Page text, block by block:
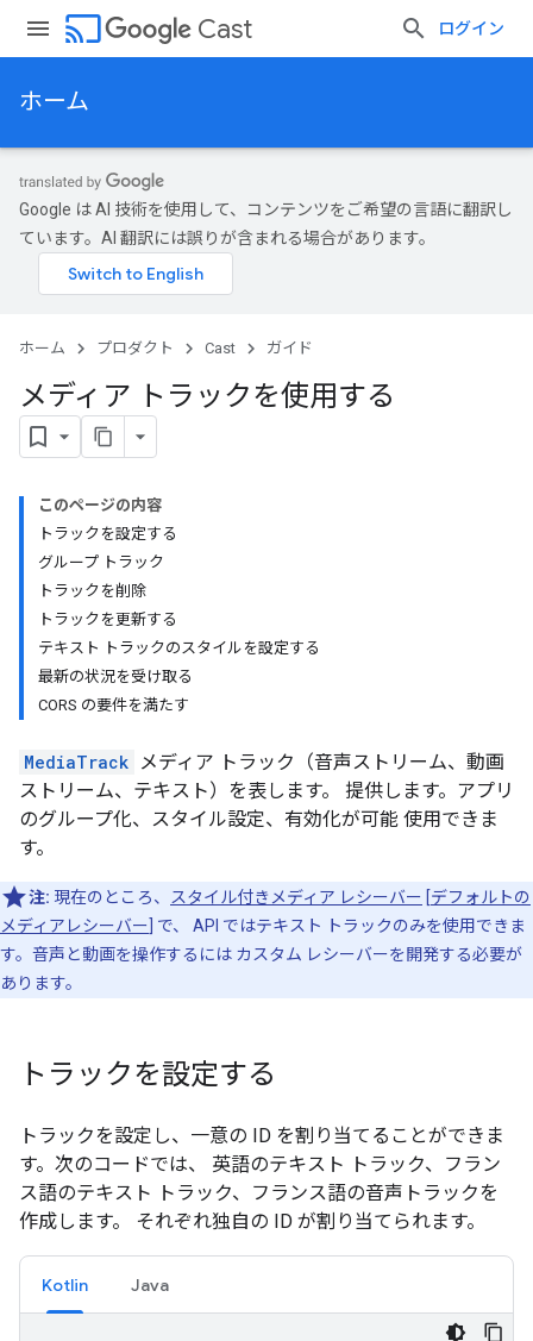
cast Cast ログイン
ホーム
Google は AI 技術を使用して、コンテンツをご希望の言語に翻訳し
ています。AI 翻訳には誤りが含まれる場合があります。
ホーム プロダクト Cast ガイド
メディア トラックを使用する
このページの内容
トラックを設定する
グループ トラック
トラックを削除
トラックを更新する
テキスト トラックのスタイルを設定する
最新の状況を受け取る
CORS の要件を満たす
MediaTrack メディア トラック（音声ストリーム、動画
ストリーム、テキスト）を表します。 提供します。アプリ
のグループ化、スタイル設定、有効化が可能 使用できま
す。
注: 現在のところ、 スタイル付きメディア レシーバー [デフォルトの
メディアレシーバー ] で、 API ではテキスト トラックのみを使用できま
す。音声と動画を操作するには カスタム レシーバーを開発する必要が
あります。
トラックを設定する
トラックを設定し、一意の ID を割り当てることができま
す。次のコードでは、 英語のテキスト トラック、フラン
ス語のテキスト トラック、フランス語の音声トラックを
作成します。 それぞれ独自の ID が割り当てられます。
Kotlin Java